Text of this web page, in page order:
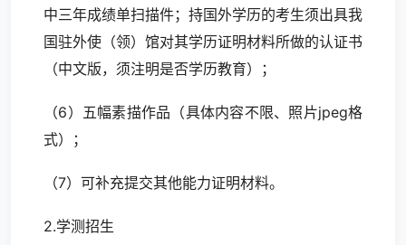
中三年成绩单扫描件；持国外学历的考生须出具我
国驻外使（领）馆对其学历证明材料所做的认证书
（中文版，须注明是否学历教育）；
（6）五幅素描作品（具体内容不限、照片jpeg格
式）；
（7）可补充提交其他能力证明材料。
2.学测招生